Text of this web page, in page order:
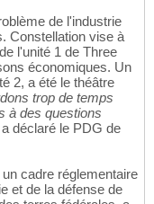
de l'industrie
Constellation vise à
l'unité 1 de Three
économiques. Un
2, a été le théâtre
trop de temps
à des questions
déclaré le PDG de
cadre réglementaire
et de la défense de